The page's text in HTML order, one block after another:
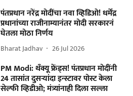
पंतप्रधान नरेंद्र मोदींचा नवा व्हिडिओ! धर्मेंद्र
प्रधानांच्या राजीनाम्यानंतर मोदी सरकारनं
घेतला मोठा निर्णय
Bharat Jadhav 26 Jul 2026
PM Modi: थँक्यू फ्रेंड्स! पंतप्रधान मोदींनी
24 तासांत दुसऱ्यांदा इन्स्टावर पोस्ट केला
सेल्फी व्हिडीओ; मंत्र्यांनाही दिला सल्ला